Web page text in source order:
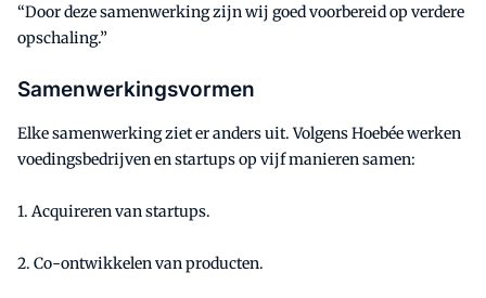
“Door deze samenwerking zijn wij goed voorbereid op verdere
opschaling.”
Samenwerkingsvormen
Elke samenwerking ziet er anders uit. Volgens Hoebée werken
voedingsbedrijven en startups op vijf manieren samen:
1. Acquireren van startups.
2. Co-ontwikkelen van producten.